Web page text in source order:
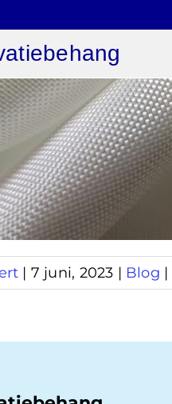
| 7 juni, 2023 | Blog |